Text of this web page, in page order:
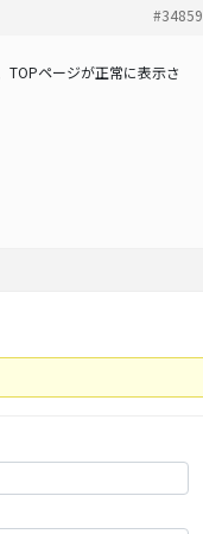
#34859
TOPページが正常に表示さ